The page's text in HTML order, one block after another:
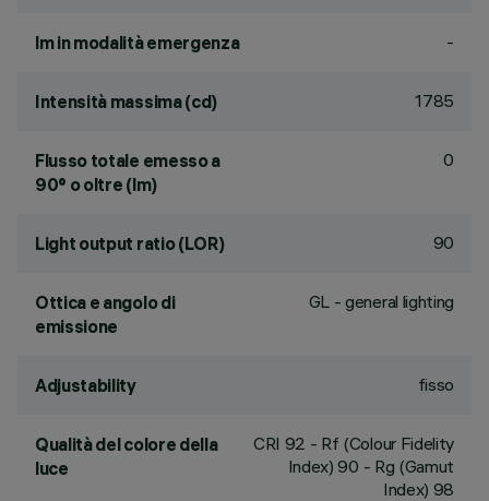
lm in modalità emergenza -
Intensità massima (cd) 1785
Flusso totale emesso a
90° o oltre (lm)
0
Light output ratio (LOR) 90
Ottica e angolo di
emissione
GL - general lighting
Adjustability fisso
Qualità del colore della
luce
CRI 92 - Rf (Colour Fidelity
Index) 90 - Rg (Gamut
Index) 98